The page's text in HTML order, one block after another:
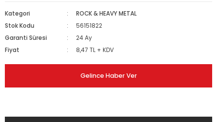
Kategori
ROCK & HEAVY METAL
Stok Kodu
56151822
Garanti Süresi
24 Ay
Fiyat
8,47 TL + KDV
Gelince Haber Ver